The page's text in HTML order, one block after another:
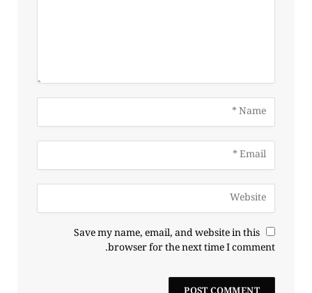
Save my name, email, and website in this
browser for the next time I comment.